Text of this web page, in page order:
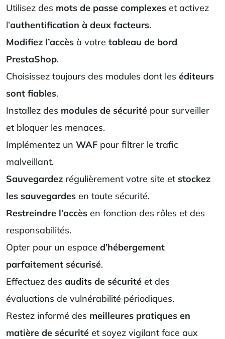
Utilisez des mots de passe complexes et activez
l’authentification à deux facteurs.
Modifiez l’accès à votre tableau de bord
PrestaShop.
Choisissez toujours des modules dont les éditeurs
sont fiables.
Installez des modules de sécurité pour surveiller
et bloquer les menaces.
Implémentez un WAF pour filtrer le trafic
malveillant.
Sauvegardez régulièrement votre site et stockez
les sauvegardes en toute sécurité.
Restreindre l’accès en fonction des rôles et des
responsabilités.
Opter pour un espace d’hébergement
parfaitement sécurisé.
Effectuez des audits de sécurité et des
évaluations de vulnérabilité périodiques.
Restez informé des meilleures pratiques en
matière de sécurité et soyez vigilant face aux